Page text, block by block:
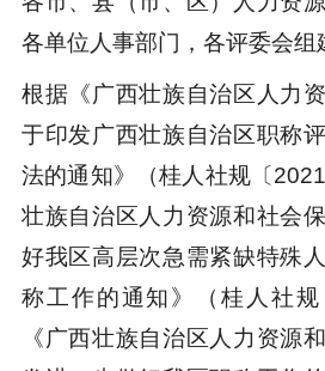
各单位人事部门，各评委会组
根据《广西壮族自治区人力
于印发广西壮族自治区职称
法的通知》（桂人社规〔
壮族自治区人力资源和社会
好我区高层次急需紧缺特殊
称工作的通知》（桂人社
《广西壮族自治区人力资源